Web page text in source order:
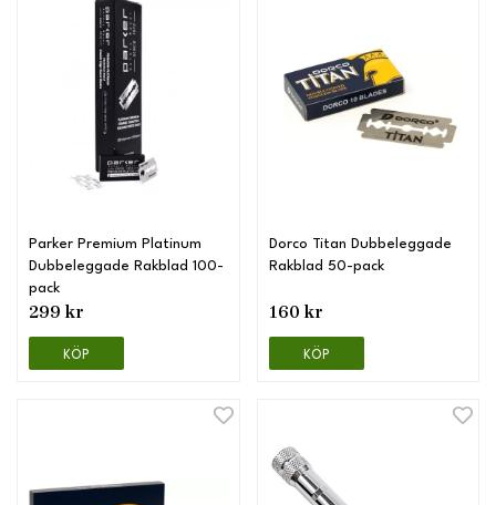
Parker Premium Platinum
Dubbeleggade Rakblad 100-
pack
299 kr
KÖP
Dorco Titan Dubbeleggade
Rakblad 50-pack
160 kr
KÖP